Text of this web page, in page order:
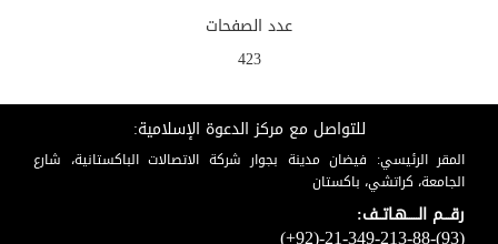
عدد الصفحات
423
للتواصل مع مركز الدعوة الإسلامية:
المقر الرئيسي: فيضان مدينة بجوار شركة الاتصالات الباكستانية، شارع
الجامعة، كراتشي، باكستان
رقـــم الـــــهـاتــف: